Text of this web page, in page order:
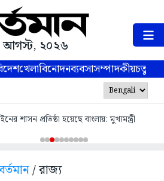
২০২৬
খেলাবিনোদনব্যবসাসম্পাদকীয়
শাসন প্রতিষ্ঠা হয়েছে বাংলায়: মুখ্যমন্ত্রী
/ রাজ্য